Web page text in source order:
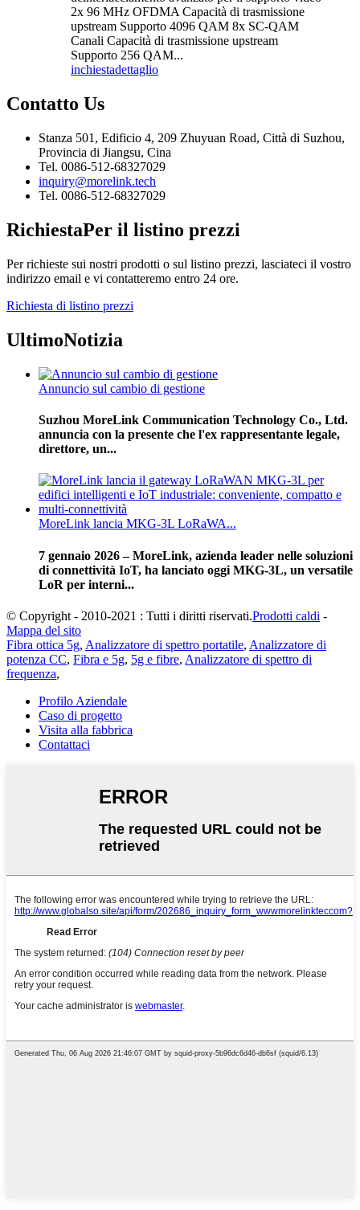
2x 96 MHz OFDMA Capacità di trasmissione
upstream Supporto 4096 QAM 8x SC-QAM
Canali Capacità di trasmissione upstream
Supporto 256 QAM...
inchiestadettaglio
Contatto Us
Stanza 501, Edificio 4, 209 Zhuyuan Road, Città di Suzhou,
Provincia di Jiangsu, Cina
Tel. 0086-512-68327029
inquiry@morelink.tech
Tel. 0086-512-68327029
RichiestaPer il listino prezzi
Per richieste sui nostri prodotti o sul listino prezzi, lasciateci il vostro
indirizzo email e vi contatteremo entro 24 ore.
Richiesta di listino prezzi
UltimoNotizia
Annuncio sul cambio di gestione
Suzhou MoreLink Communication Technology Co., Ltd.
annuncia con la presente che l'ex rappresentante legale,
direttore, un...
MoreLink lancia MKG-3L LoRaWA...
7 gennaio 2026 – MoreLink, azienda leader nelle soluzioni
di connettività IoT, ha lanciato oggi MKG-3L, un versatile
LoR per interni...
© Copyright - 2010-2021 : Tutti i diritti riservati.Prodotti caldi -
Mappa del sito
Fibra ottica 5g, Analizzatore di spettro portatile, Analizzatore di
potenza CC, Fibra e 5g, 5g e fibre, Analizzatore di spettro di
frequenza,
Profilo Aziendale
Caso di progetto
Visita alla fabbrica
Contattaci